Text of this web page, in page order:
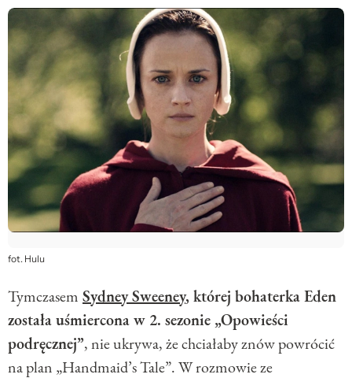
fot. Hulu
Tymczasem Sydney Sweeney, której bohaterka Eden
została uśmiercona w 2. sezonie „Opowieści
podręcznej”, nie ukrywa, że chciałaby znów powrócić
na plan „Handmaid’s Tale”. W rozmowie ze